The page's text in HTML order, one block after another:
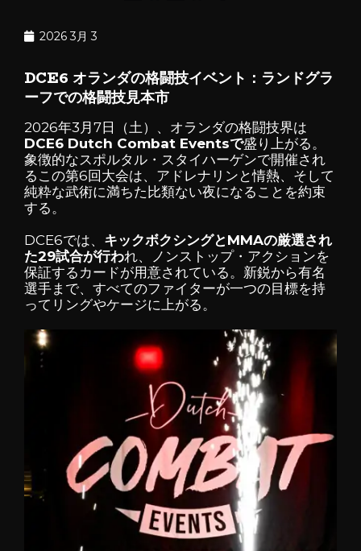
2026 3月 3
DCE6 オランダの格闘技イベント： ランドグラ
ーフでの格闘技見本市
2026年3月7日（土）、オランダの格闘技界は
DCE6 Dutch Combat Eventsで盛り上がる。
象徴的なスポルタル・スタイハーゲンで開催され
るこの第6回大会は、アドレナリンと情熱、そして
純粋な武術に満ちた比類ない夜になることを約束
する。
DCE6では、 キックボクシングとMMAの厳選され
た29試合が行われ、ノンストップ・アクションを
保証するカードが用意されている。新鋭から有名
選手まで、すべてのファイターが一つの目標を持
ってリングやケージに上がる。